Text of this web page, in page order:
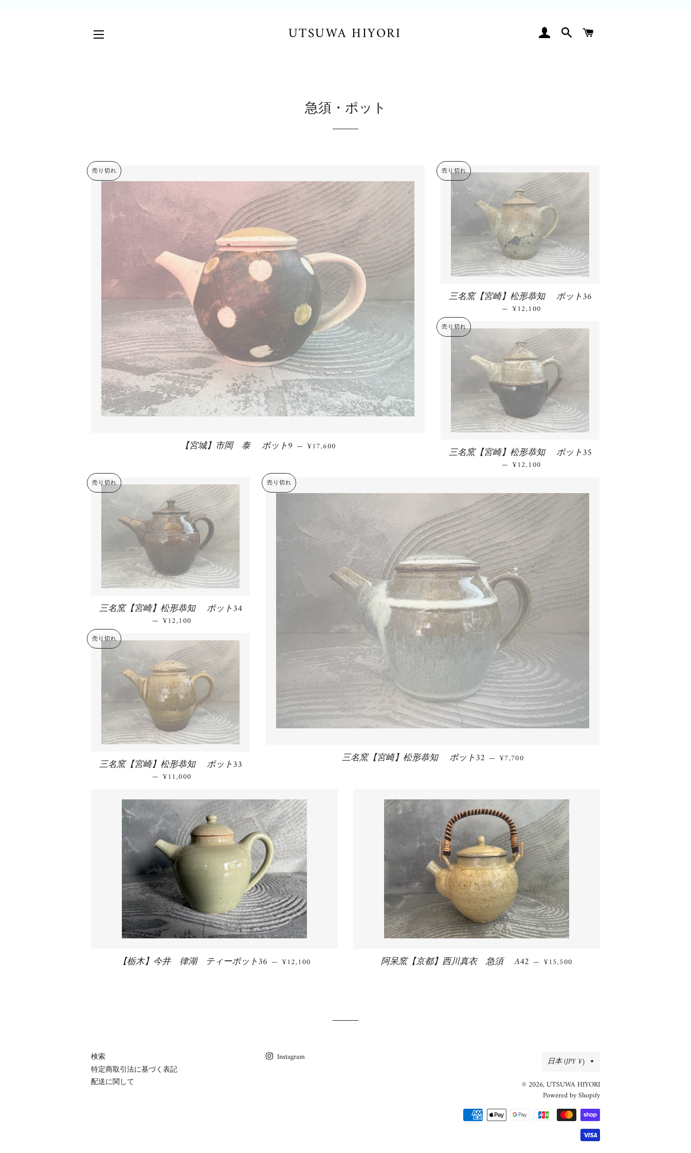
UTSUWA HIYORI ログイン検索
急須・ポット
売り切れ
【宮城】市岡 泰 ポット9 — 通常価格
¥17,600
売り切れ
三名窯【宮崎】松形恭知 ポット36
— 通常価格
¥12,100
売り切れ
三名窯【宮崎】松形恭知 ポット35
— 通常価格
¥12,100
売り切れ
三名窯【宮崎】松形恭知 ポット34
— 通常価格
¥12,100
売り切れ
三名窯【宮崎】松形恭知 ポット33
— 通常価格
¥11,000
売り切れ
三名窯【宮崎】松形恭知 ポット32 — 通常価格
¥7,700
【栃木】今井 律湖 ティーポット36 — 通常価格
¥12,100 阿呆窯【京都】西川真衣 急須 A42 — 通常価格
¥15,500
検索
特定商取引法に基づく表記
配送に関して
Instagram 国/
地
域
日本 (JPY ¥)
© 2026, UTSUWA HIYORI
Powered by Shopify
決
済